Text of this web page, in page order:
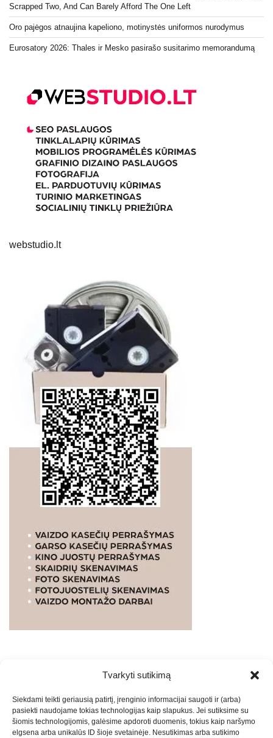
Tvarkyti sutikimą
Siekdami teikti geriausią patirtį, įrenginio informacijai saugoti ir (arba)
pasiekti naudojame tokias technologijas kaip slapukus. Jei sutiksime su
šiomis technologijomis, galėsime apdoroti duomenis, tokius kaip naršymo
elgsena arba unikalūs ID šioje svetainėje. Nesutikimas arba sutikimo
Scrapped Two, And Can Barely Afford The One Left
Oro pajėgos atnaujina kapeliono, motinystės uniformos nurodymus
Eurosatory 2026: Thales ir Mesko pasirašo susitarimo memorandumą
webstudio.lt
PASLAUGOS. SEO tekstų rašymas, turinio kūrimas,
straipsnių rašymas ir talpinimas į mūsų valdomas
svetaines.2026Armijai.LTTheme: Express News ByAdore